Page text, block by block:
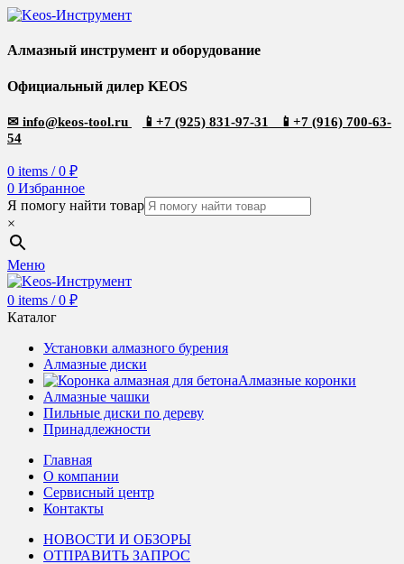
Алмазный инструмент и оборудование
Официальный дилер KEOS
✉ info@keos-tool.ru 📱 +7 (925) 831-97-31 📱 +7 (916) 700-63-
54
0 items / 0 ₽
0 Избранное
Я помогу найти товар
×
Меню
0 items / 0 ₽
Каталог
Установки алмазного бурения
Алмазные диски
Алмазные коронки
Алмазные чашки
Пильные диски по дереву
Принадлежности
Главная
О компании
Сервисный центр
Контакты
НОВОСТИ И ОБЗОРЫ
ОТПРАВИТЬ ЗАПРОС